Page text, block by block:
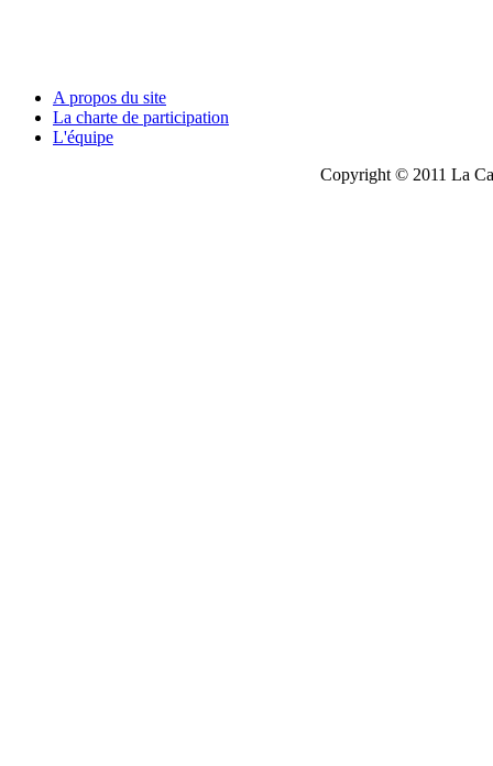
A propos du site
La charte de participation
L'équipe
Copyright © 2011 La